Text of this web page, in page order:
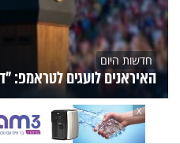
חדשות היום
האיראנים לועגים לטראמפ:
הנצפיםפעילות X